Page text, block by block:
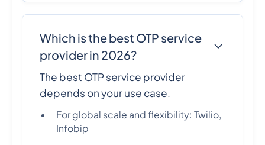
Which is the best OTP service
provider in 2026?
The best OTP service provider
depends on your use case.
For global scale and flexibility: Twilio,
Infobip